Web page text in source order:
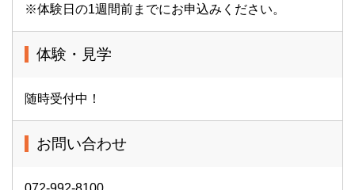
※体験日の1週間前までにお申込みください。
体験・見学
随時受付中！
お問い合わせ